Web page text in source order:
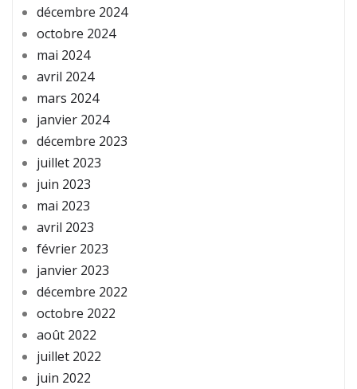
décembre 2024
octobre 2024
mai 2024
avril 2024
mars 2024
janvier 2024
décembre 2023
juillet 2023
juin 2023
mai 2023
avril 2023
février 2023
janvier 2023
décembre 2022
octobre 2022
août 2022
juillet 2022
juin 2022